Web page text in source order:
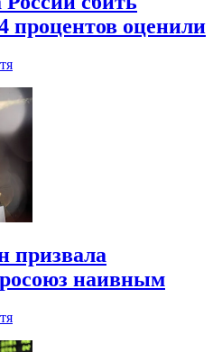
процентов оценили
призвала
наивным